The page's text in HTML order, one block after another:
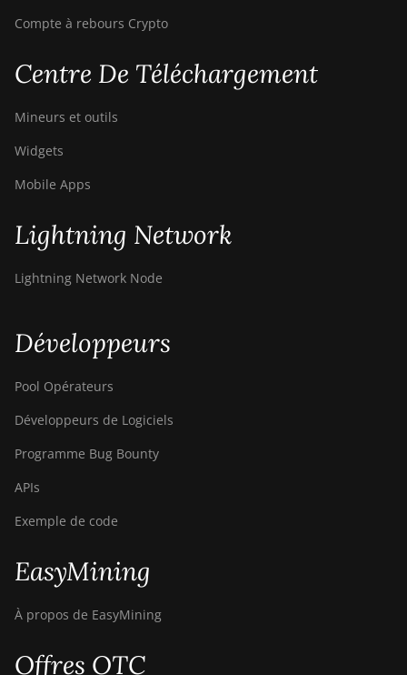
XP (151TH)
BITMAIN Antminer S19k
Pro (120Th)
BITMAIN Antminer S23
Hyd. (580Th)
Hyd. 3U (1.16Ph)
BITMAIN Antminer S23
Hyd 2U (865Th/s)
Hydro (145Th)
BITMAIN Antminer T19
Hydro (158Th)
Baikal Giant X10
Bitdeer SealMiner A2
Compte à rebours Crypto
Centre De Téléchargement
Mineurs et outils
Widgets
Mobile Apps
Lightning Network
Lightning Network Node
Développeurs
Pool Opérateurs
Développeurs de Logiciels
Programme Bug Bounty
APIs
Exemple de code
EasyMining
À propos de EasyMining
Offres OTC